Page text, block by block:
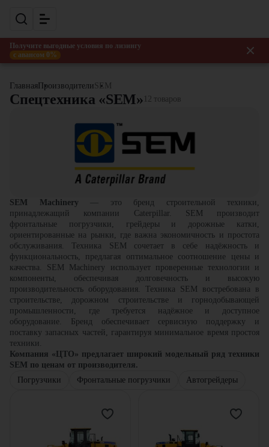
Получите выгодные условия по лизингу
с авансом 0%
Главная ПроизводителиSEM
Спецтехника «SEM» 12 товаров
SEM Machinery — это бренд строительной техники,
принадлежащий компании Caterpillar. SEM производит
фронтальные погрузчики, грейдеры и дорожные катки,
ориентированные на рынки, где важна экономичность и простота
обслуживания. Техника SEM сочетает в себе надёжность и
функциональность, предлагая оптимальное соотношение цены и
качества. SEM Machinery использует проверенные технологии и
компоненты, обеспечивая долговечность и высокую
производительность оборудования. Техника SEM востребована в
строительстве, дорожном строительстве и горнодобывающей
промышленности, где требуется надёжное и доступное
оборудование. Бренд обеспечивает сервисную поддержку и
поставку запасных частей, гарантируя минимальное время простоя
техники.
Компания « ЦТО» предлагает широкий модельный ряд техники
SEM по ценам от производителя.
Погрузчики
Фронтальные погрузчики Автогрейдеры